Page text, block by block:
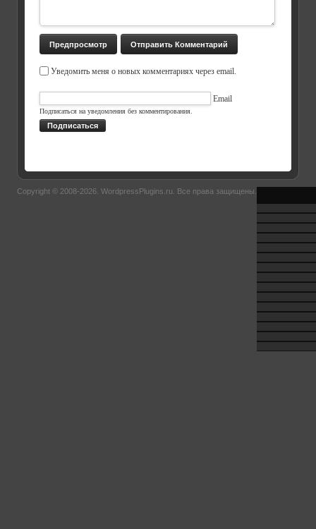
Уведомить меня о новых комментариях через email.
Email
Подписаться на уведомления без комментирования.
Подписаться
Copyright © 2008-2026. WordpressPlugins.ru . Все права защищены.